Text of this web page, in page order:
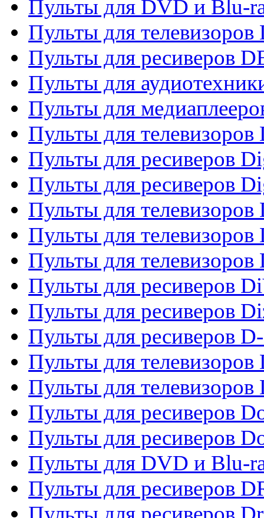
Пульты для DVD и Blu-
Пульты для телевизоров
Пульты для ресиверов
Пульты для
Пульты для
Пульты для телевизоров
Пульты для ресиверов
Пульты для ресиверов
Пульты для
Пульты для
Пульты для телевизоров
Пульты для ресиверов
Пульты для ресиверов
Пульты для ресиверов
Пульты для телевизоров
Пульты для
Пульты для ресиверов
Пульты для ресиверов
Пульты для DVD и Blu-
Пульты для ресиверов